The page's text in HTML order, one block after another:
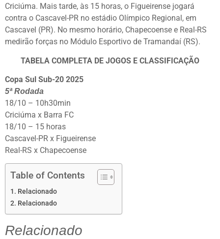
Criciúma. Mais tarde, às 15 horas, o Figueirense jogará
contra o Cascavel-PR no estádio Olímpico Regional, em
Cascavel (PR). No mesmo horário, Chapecoense e Real-RS
medirão forças no Módulo Esportivo de Tramandaí (RS).
TABELA COMPLETA DE JOGOS E CLASSIFICAÇÃO
Copa Sul Sub-20 2025
5ª Rodada
18/10 – 10h30min
Criciúma x Barra FC
18/10 – 15 horas
Cascavel-PR x Figueirense
Real-RS x Chapecoense
Table of Contents
Relacionado
Relacionado
Relacionado